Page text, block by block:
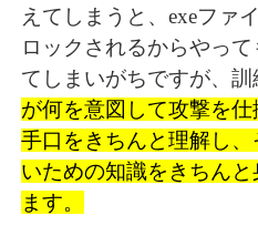
えてしまうと、exeファ
ロックされるからやっ
てしまいがちですが、訓
が何を意図して攻撃を
手口をきちんと理解し
いための知識をきちん
ます。